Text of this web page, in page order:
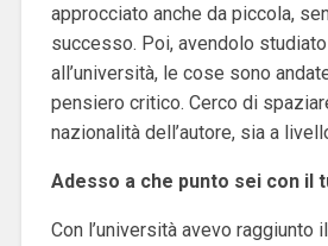
approcciato anche da piccola,
successo. Poi, avendolo studiato
all’università, le cose sono
pensiero critico. Cerco di
nazionalità dell’autore, sia a
Adesso a che punto sei con il
Con l’università avevo raggiunto